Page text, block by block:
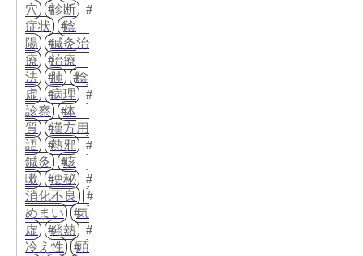
穴
診断
症状
陰
陽
鍼灸治
療
治療
法
肺
陰
虚
病理
診察
体
質
漢方用
語
熱邪
鍼灸
咳
嗽
便秘
消化不良
めまい
気
虚
発熱
冷え性
頭